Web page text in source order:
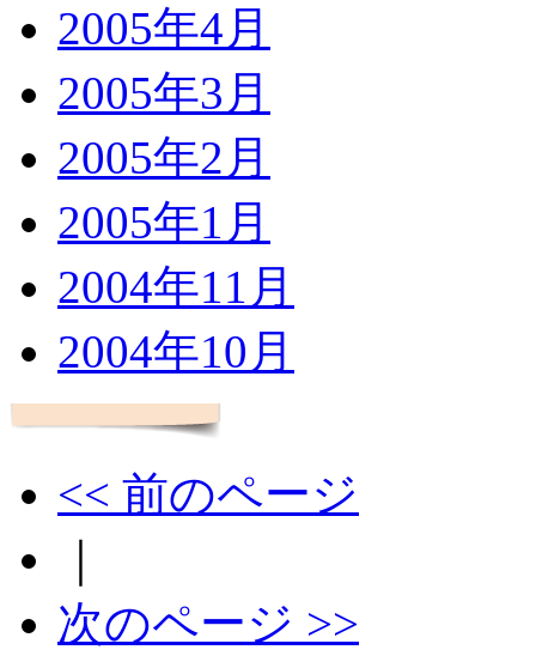
2005年4月
2005年3月
2005年2月
2005年1月
2004年11月
2004年10月
<< 前のページ
次のページ >>